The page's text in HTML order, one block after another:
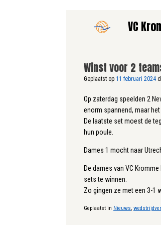
VC
Winst voor 2
Geplaatst op 11 februari 2024
Op zaterdag speelden 2
enorm spannend, maar
De laatste set moest de
hun poule.
Dames 1 mocht naar
De dames van VC
sets te winnen.
Zo gingen ze met een 3-1
Geplaatst in Nieuws